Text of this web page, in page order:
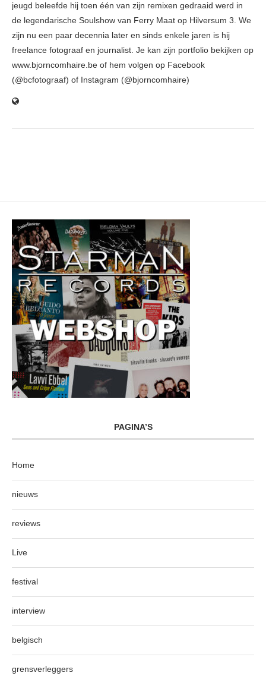
jeugd beleefde hij toen één van zijn remixen gedraaid werd in
de legendarische Soulshow van Ferry Maat op Hilversum 3. We
zijn nu een paar decennia later en sinds enkele jaren is hij
freelance fotograaf en journalist. Je kan zijn portfolio bekijken op
www.bjorncomhaire.be of hem volgen op Facebook
(@bcfotograaf) of Instagram (@bjorncomhaire)
PAGINA’S
Home
nieuws
reviews
Live
festival
interview
belgisch
grensverleggers